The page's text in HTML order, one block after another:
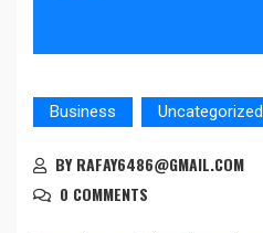
Business Uncategorized
BY RAFAY6486@GMAIL.COM
0 COMMENTS